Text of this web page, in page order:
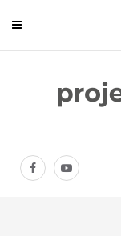
Chcesz być na